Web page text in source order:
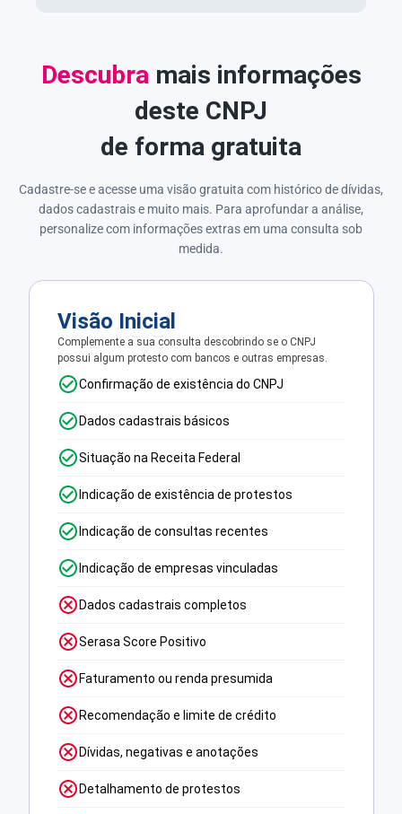
Descubra mais informações
deste CNPJ
de forma gratuita
Cadastre-se e acesse uma visão gratuita com histórico de dívidas,
dados cadastrais e muito mais. Para aprofundar a análise,
personalize com informações extras em uma consulta sob
medida.
Visão Inicial
Complemente a sua consulta descobrindo se o CNPJ
possui algum protesto com bancos e outras empresas.
Confirmação de existência do CNPJ
Dados cadastrais básicos
Situação na Receita Federal
Indicação de existência de protestos
Indicação de consultas recentes
Indicação de empresas vinculadas
Dados cadastrais completos
Serasa Score Positivo
Faturamento ou renda presumida
Recomendação e limite de crédito
Dívidas, negativas e anotações
Detalhamento de protestos